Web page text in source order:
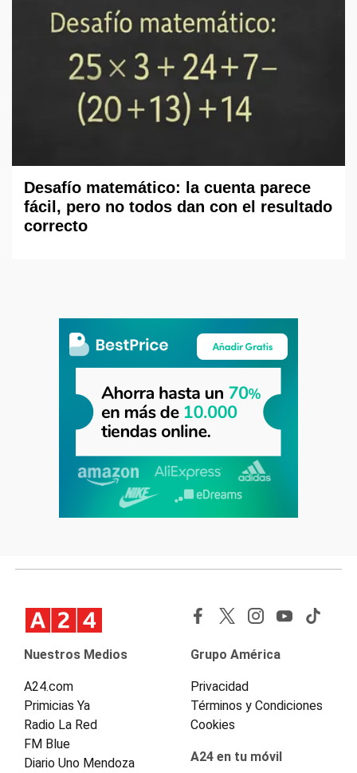
Desafío matemático: la cuenta parece
fácil, pero no todos dan con el resultado
correcto
Nuestros Medios
A24.com
Primicias Ya
Radio La Red
FM Blue
Diario Uno Mendoza
Grupo América
Privacidad
Términos y Condiciones
Cookies
A24 en tu móvil